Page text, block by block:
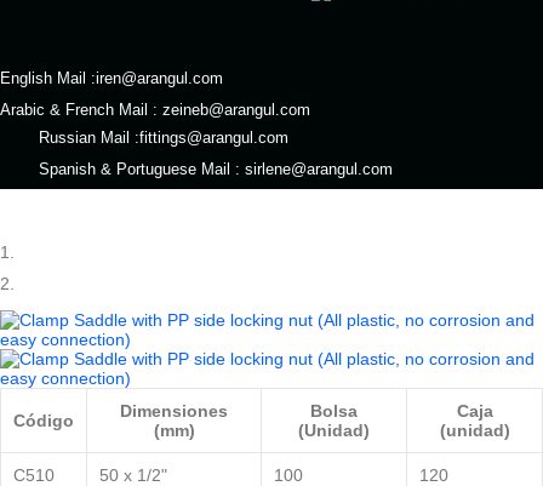
English Mail :iren@arangul.com
Arabic & French Mail : zeineb@arangul.com
Russian Mail :fittings@arangul.com
Spanish & Portuguese Mail : sirlene@arangul.com
Código
Dimensiones
(mm)
Bolsa
(Unidad)
Caja
(unidad)
C510 50 x 1/2" 100 120